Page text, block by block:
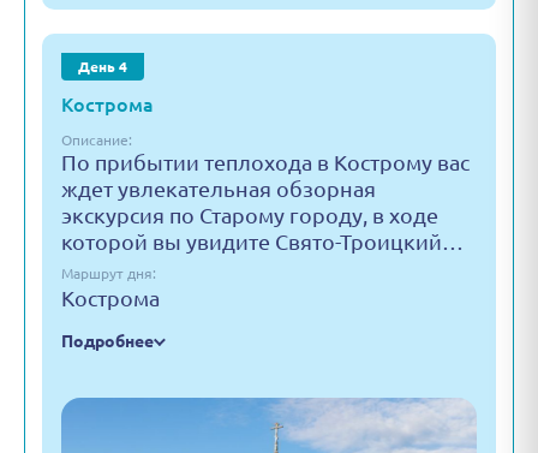
День 4
Кострома
Описание:
По прибытии теплохода в Кострому вас
ждет увлекательная обзорная
экскурсия по Старому городу, в ходе
которой вы увидите Свято-Троицкий…
Маршрут дня:
Кострома
Подробнее